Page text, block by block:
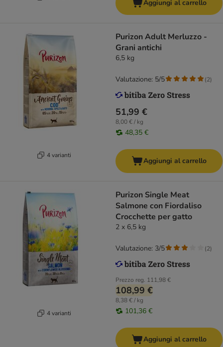
Aggiungi al carrello
4 varianti
Purizon Adult Merluzzo -
Grani antichi
6,5 kg
51,99 €
8,00 € / kg
48,35 €
Valutazione: 5/5 (2)
Aggiungi al carrello
4 varianti
Purizon Single Meat
Salmone con Fiordaliso
Crocchette per gatto
2 x 6,5 kg
Prezzo reg. 111,98 €
108,99 €
8,38 € / kg
101,36 €
Valutazione: 3/5 (2)
Aggiungi al carrello